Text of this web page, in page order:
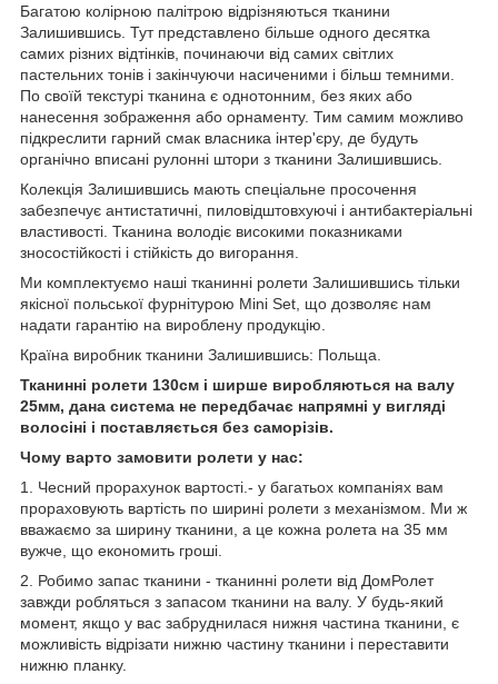
Багатою колірною палітрою відрізняються тканини
Залишившись. Тут представлено більше одного десятка
самих різних відтінків, починаючи від самих світлих
пастельних тонів і закінчуючи насиченими і більш темними.
По своїй текстурі тканина є однотонним, без яких або
нанесення зображення або орнаменту. Тим самим можливо
підкреслити гарний смак власника інтер'єру, де будуть
органічно вписані рулонні штори з тканини Залишившись.
Колекція Залишившись мають спеціальне просочення
забезпечує антистатичні, пиловідштовхуючі і антибактеріальні
властивості. Тканина володіє високими показниками
зносостійкості і стійкість до вигорання.
Ми комплектуємо наші тканинні ролети Залишившись тільки
якісної польської фурнітурою Mini Set, що дозволяє нам
надати гарантію на вироблену продукцію.
Країна виробник тканини Залишившись: Польща.
Тканинні ролети 130см і ширше виробляються на валу
25мм, дана система не передбачає напрямні у вигляді
волосіні і поставляється без саморізів.
Чому варто замовити ролети у нас:
1. Чесний прорахунок вартості.- у багатьох компаніях вам
прораховують вартість по ширині ролети з механізмом. Ми ж
вважаємо за ширину тканини, а це кожна ролета на 35 мм
вужче, що економить гроші.
2. Робимо запас тканини - тканинні ролети від ДомРолет
завжди робляться з запасом тканини на валу. У будь-який
момент, якщо у вас забруднилася нижня частина тканини, є
можливість відрізати нижню частину тканини і переставити
нижню планку.